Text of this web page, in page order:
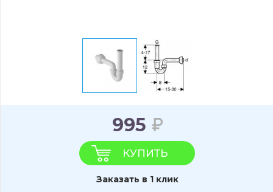
995
КУПИТЬ
Заказать в 1 клик